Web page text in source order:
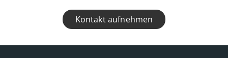
Kontakt aufnehmen